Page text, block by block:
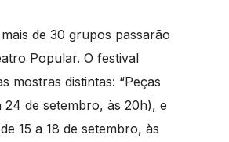
de 30 grupos passarão
Popular. O festival
mostras distintas: “Peças
24 de setembro, às 20h), e
15 a 18 de setembro, às